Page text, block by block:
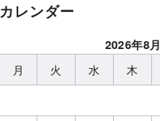
カレンダー
2026年8月
月 火 水 木